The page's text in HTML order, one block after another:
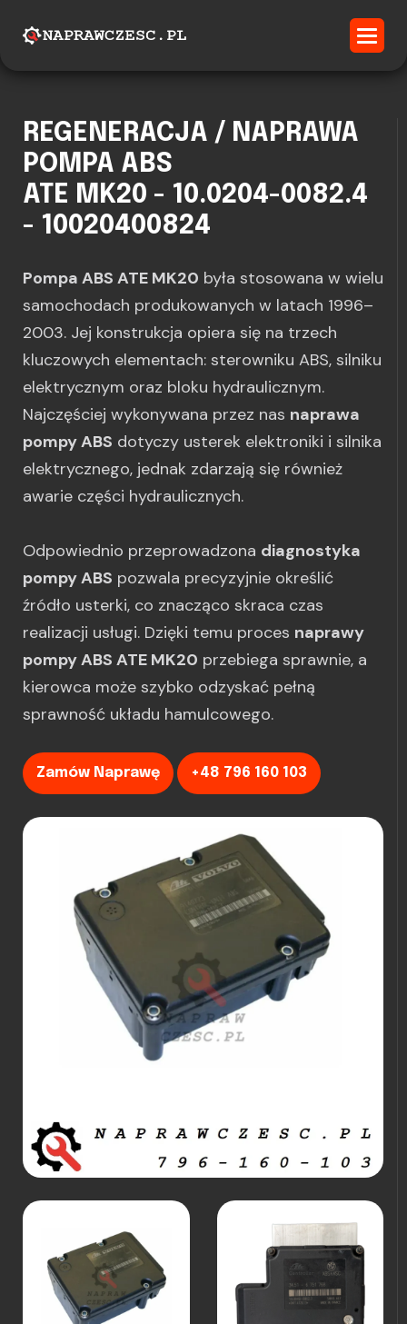
REGENERACJA / NAPRAWA
POMPA ABS
ATE MK20 - 10.0204-0082.4
- 10020400824
Pompa ABS ATE MK20 była stosowana w wielu
samochodach produkowanych w latach 1996–
2003. Jej konstrukcja opiera się na trzech
kluczowych elementach: sterowniku ABS, silniku
elektrycznym oraz bloku hydraulicznym.
Najczęściej wykonywana przez nas naprawa
pompy ABS dotyczy usterek elektroniki i silnika
elektrycznego, jednak zdarzają się również
awarie części hydraulicznych.
Odpowiednio przeprowadzona diagnostyka
pompy ABS pozwala precyzyjnie określić
źródło usterki, co znacząco skraca czas
realizacji usługi. Dzięki temu proces naprawy
pompy ABS ATE MK20 przebiega sprawnie, a
kierowca może szybko odzyskać pełną
sprawność układu hamulcowego.
Zamów Naprawę +48 796 160 103